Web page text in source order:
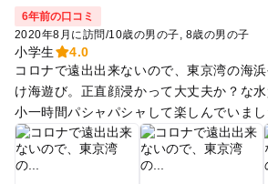
したが軽食です。おにぎりなどは駅前のコ
【駐車場（有料）】 葛西臨海公園の駐車
金は高いです。 平日は300円/時間＋20分
00円。 土日祝は上限金額なし。我が家は
い駐車場なので停められなくなることは
面ですが、水遊びなら埼玉県日高市の「
す。口コミあり。
6年前の口コミ
2020年8月に訪問/10歳の男の子 8歳の男の子
小学生
4.0
コロナで遠出出来ないので、東京湾の海
け海遊び。正直顔浸かって大丈夫か？な水
小一時間パシャパシャして楽しんでいま
れば、子供でも膝上程度遠浅なので、安
し、親は普段着でも対応可能なのでこの時
遊ばせるには丁度良いかと。